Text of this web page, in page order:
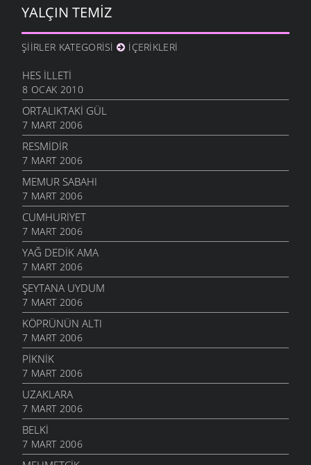
YALÇIN TEMIZ
ŞIIRLER KATEGORISI İÇERIKLERI
HES İLLETI
8 OCAK 2010
ORTALIKTAKI GÜL
7 MART 2006
RESMIDIR
7 MART 2006
MEMUR SABAHI
7 MART 2006
CUMHURIYET
7 MART 2006
YAĞ DEDIK AMA
7 MART 2006
ŞEYTANA UYDUM
7 MART 2006
KÖPRÜNÜN ALTI
7 MART 2006
PIKNIK
7 MART 2006
UZAKLARA
7 MART 2006
BELKI
7 MART 2006